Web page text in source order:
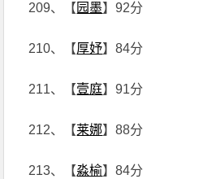
209、【 园墨】92分
210、【厚妤】84分
211、【壹庭】91分
212、【莱娜】88分
213、【淼榆】84分